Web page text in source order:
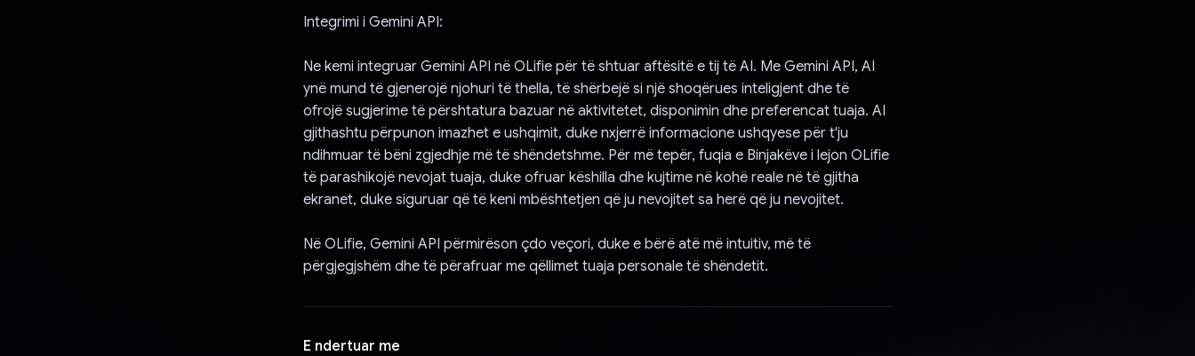
Integrimi i Gemini API:
Ne kemi integruar Gemini API në OLifie për të shtuar aftësitë e tij të AI. Me Gemini API, AI
ynë mund të gjenerojë njohuri të thella, të shërbejë si një shoqërues inteligjent dhe të
ofrojë sugjerime të përshtatura bazuar në aktivitetet, disponimin dhe preferencat tuaja. AI
gjithashtu përpunon imazhet e ushqimit, duke nxjerrë informacione ushqyese për t'ju
ndihmuar të bëni zgjedhje më të shëndetshme. Për më tepër, fuqia e Binjakëve i lejon OLifie
të parashikojë nevojat tuaja, duke ofruar këshilla dhe kujtime në kohë reale në të gjitha
ekranet, duke siguruar që të keni mbështetjen që ju nevojitet sa herë që ju nevojitet.
Në OLifie, Gemini API përmirëson çdo veçori, duke e bërë atë më intuitiv, më të
përgjegjshëm dhe të përafruar me qëllimet tuaja personale të shëndetit.
E ndertuar me